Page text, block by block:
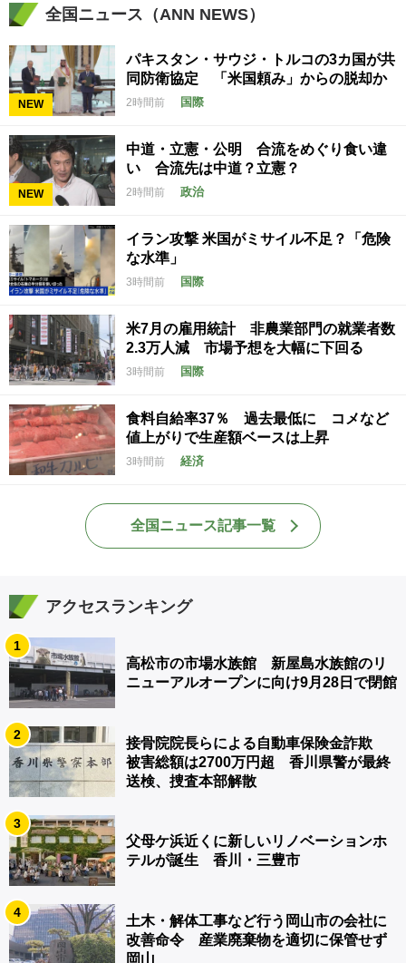
全国ニュース（ANN NEWS）
NEW
パキスタン・サウジ・トルコの3カ国が共
同防衛協定 「米国頼み」からの脱却か
2時間前 国際
NEW
中道・立憲・公明 合流をめぐり食い違
い 合流先は中道？立憲？
2時間前 政治
イラン攻撃 米国がミサイル不足？「危険
な水準」
3時間前 国際
米7月の雇用統計 非農業部門の就業者数
2.3万人減 市場予想を大幅に下回る
3時間前 国際
食料自給率37％ 過去最低に コメなど
値上がりで生産額ベースは上昇
3時間前 経済
全国ニュース記事一覧
アクセスランキング
1
高松市の市場水族館 新屋島水族館のリ
ニューアルオープンに向け9月28日で閉館
2
接骨院院長らによる自動車保険金詐欺
被害総額は2700万円超 香川県警が最終
送検、捜査本部解散
3
父母ケ浜近くに新しいリノベーションホ
テルが誕生 香川・三豊市
4
土木・解体工事など行う岡山市の会社に
改善命令 産業廃棄物を適切に保管せず
岡山